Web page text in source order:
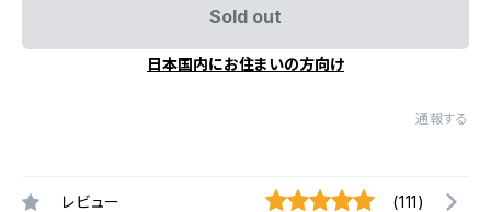
Sold out
日本国内にお住まいの方向け
通報する
レビュー (111)